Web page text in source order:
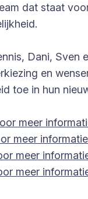
dat staat
Dani, Sven
en
toe in hun
meer
meer
meer
meer